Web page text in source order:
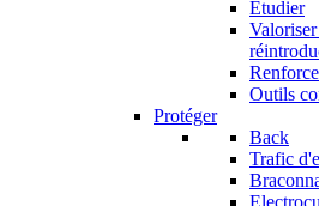
Etudier
Outils
Protéger
Back
Trafic